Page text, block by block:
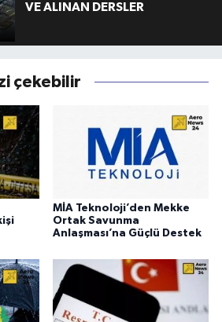
VE ALINAN DERSLER
çekebilir
MİA Teknoloji’den Mekke
Ortak Savunma
Anlaşması’na Güçlü Destek